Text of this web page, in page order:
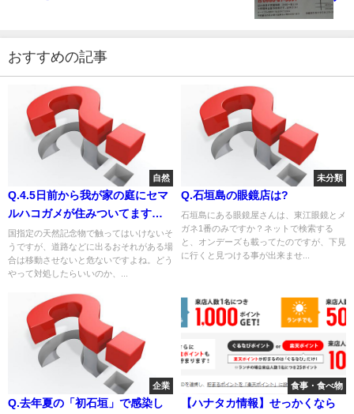
おすすめの記事
自然
Q.4.5日前から我が家の庭にセマ
ルハコガメが住みついてます。
何処からやって来たのか知りま
せんが、放置するわけも出来ま
せん。対処方を教えてくださ
ございます。 皆さんのアドバイ
スを、参考にしてこれから山の
中に連れて行きます。街中は車
の往来が激しいので危ないの
で、早急に対処します。
国指定の天然記念物で触ってはいけないそ
うですが、道路などに出るおそれがある場
合は移動させないと危ないですよね。どう
やって対処したらいいのか、...
未分類
Q.石垣島の眼鏡店は?
石垣島にある眼鏡屋さんは、東江眼鏡とメ
ガネ1番のみですか？ネットで検索する
と、オンデーズも載ってたのですが、下見
に行くと見つける事が出来ませ...
企業
Q.去年夏の「初石垣」で感染し
食事・食べ物
【ハナタカ情報】せっかくなら